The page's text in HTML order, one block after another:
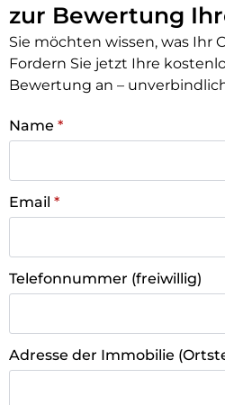
zur Bewertung
Sie möchten wissen, was Ihr
Fordern Sie jetzt Ihre
Bewertung an –
Name *
Email *
Telefonnummer (freiwillig)
Adresse der Immobilie